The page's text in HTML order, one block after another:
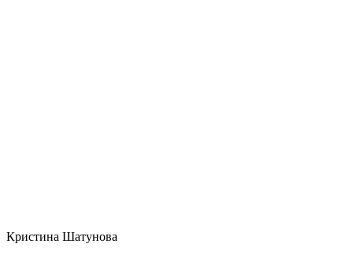
Кристина Шатунова